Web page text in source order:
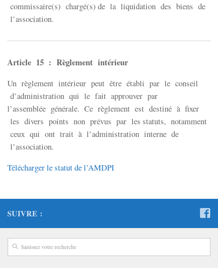
commissaire(s) chargé(s) de la liquidation des biens de
l’association.
Article 15 : Règlement intérieur
Un règlement intérieur peut être établi par le conseil
d’administration qui le fait approuver par
l’assemblée générale. Ce règlement est destiné à fixer
les divers points non prévus par les statuts, notamment
ceux qui ont trait à l’administration interne de
l’association.
Télécharger le statut de l’AMDPI
SUIVRE :